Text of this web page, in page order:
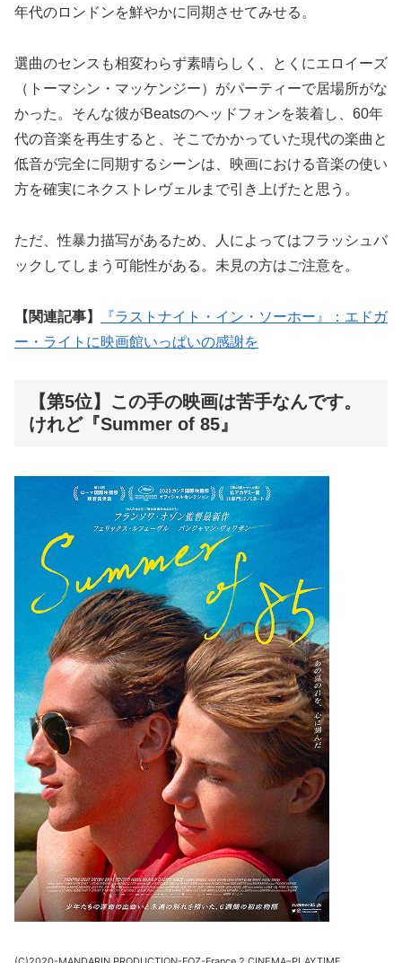
年代のロンドンを鮮やかに同期させてみせる。
選曲のセンスも相変わらず素晴らしく、とくにエロイーズ
（トーマシン・マッケンジー）がパーティーで居場所がな
かった。そんな彼がBeatsのヘッドフォンを装着し、60年
代の音楽を再生すると、そこでかかっていた現代の楽曲と
低音が完全に同期するシーンは、映画における音楽の使い
方を確実にネクストレヴェルまで引き上げたと思う。
ただ、性暴力描写があるため、人によってはフラッシュバ
ックしてしまう可能性がある。未見の方はご注意を。
【関連記事】
『ラストナイト・イン・ソーホー』：エドガ
ー・ライトに映画館いっぱいの感謝を
【第5位】この手の映画は苦手なんです。
けれど『Summer of 85』